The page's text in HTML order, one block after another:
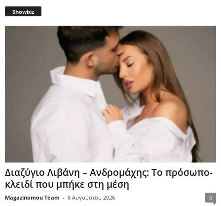
Showbiz
Διαζύγιο Λιβάνη – Ανδρομάχης: Το πρόσωπο-
κλειδί που μπήκε στη μέση
Magazinomou Team - 8 Αυγούστου 2026 0